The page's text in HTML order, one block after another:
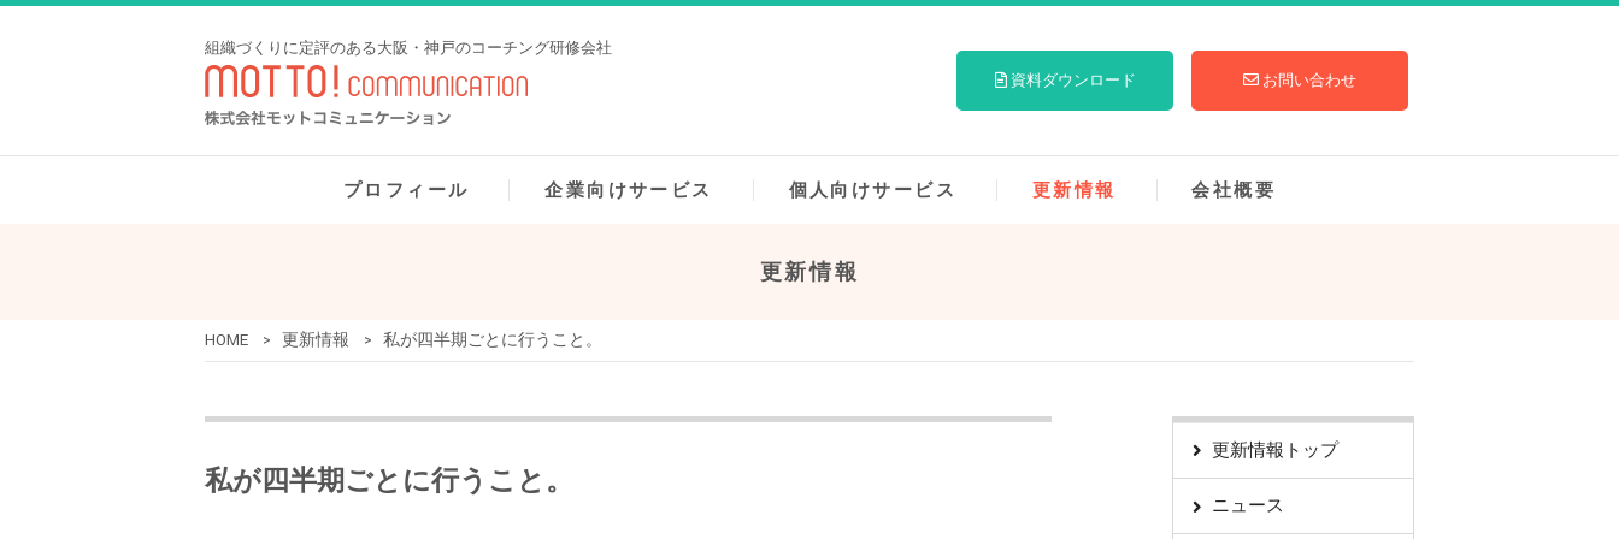
組織づくりに定評のある大阪・神戸のコーチング研修会社
資料ダウンロード
お問い合わせ
プロフィール 企業向けサービス 個人向けサービス 更新情報 会社概要
更新情報
HOME > 更新情報 > 私が四半期ごとに行うこと。
私が四半期ごとに行うこと。
更新情報トップ
ニュース